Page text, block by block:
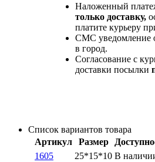
Наложенный
только доставку,
платите курьеру
СМС уведомление
в город.
Согласование с
доставки посылки
Список вариантов товара
Артикул
Размер
1605
25*15*10 В